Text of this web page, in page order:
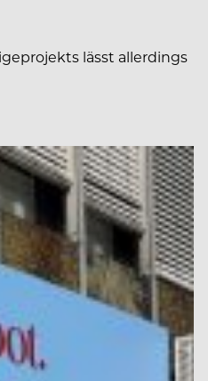
lässt allerdings